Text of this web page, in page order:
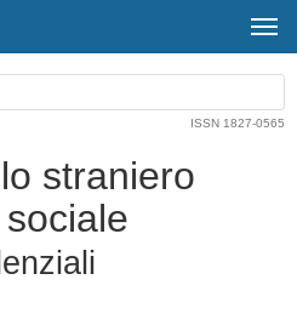
ISSN 1827-0565
straniero